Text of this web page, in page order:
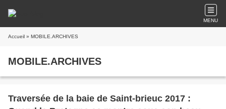
MENU
Accueil » MOBILE.ARCHIVES
MOBILE.ARCHIVES
Traversée de la baie de Saint-brieuc 2017 :